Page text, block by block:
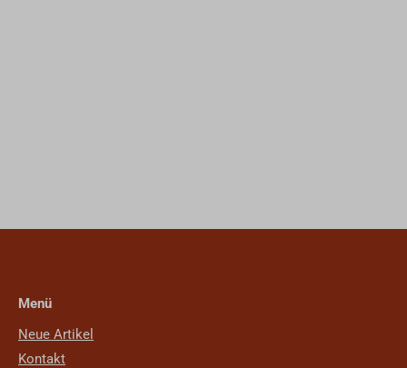
Menü
Neue Artikel
Kontakt